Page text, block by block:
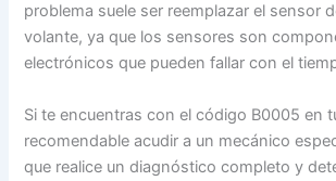
problema suele ser reemplazar el sensor
volante, ya que los sensores son
electrónicos que pueden fallar con el
Si te encuentras con el código B0005 en
recomendable acudir a un mecánico
que realice un diagnóstico completo y